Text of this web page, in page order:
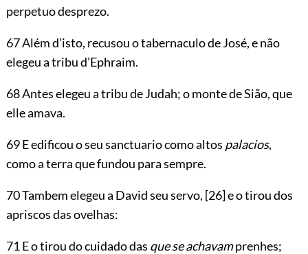
perpetuo desprezo.
67 Além d’isto, recusou o tabernaculo de José, e não
elegeu a tribu d’Ephraim.
68 Antes elegeu a tribu de Judah; o monte de Sião, que
elle amava.
69 E edificou o seu sanctuario como altos palacios,
como a terra que fundou para sempre.
70 Tambem elegeu a David seu servo, [26]e o tirou dos
apriscos das ovelhas:
71 E o tirou do cuidado das que se achavamprenhes;